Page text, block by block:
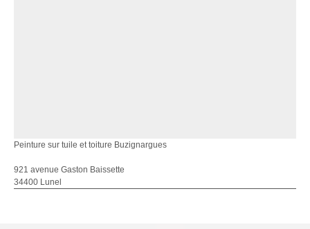
Peinture sur tuile et toiture Buzignargues
921 avenue Gaston Baissette
34400 Lunel